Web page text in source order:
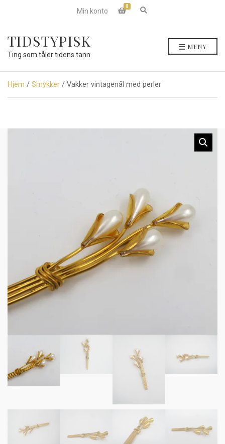
Min konto
0
E
a
r
h
m
TIDSTYPISK
Ting som tåler tidens tann
MENY
Hjem / Smykker / Vakker vintagenål med perler